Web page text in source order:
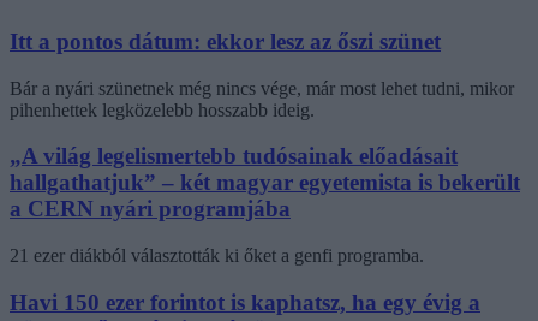
Itt a pontos dátum: ekkor lesz az őszi szünet
Bár a nyári szünetnek még nincs vége, már most lehet tudni, mikor
pihenhettek legközelebb hosszabb ideig.
„A világ legelismertebb tudósainak előadásait
hallgathatjuk” – két magyar egyetemista is bekerült
a CERN nyári programjába
21 ezer diákból választották ki őket a genfi programba.
Havi 150 ezer forintot is kaphatsz, ha egy évig a